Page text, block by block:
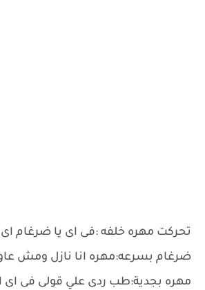
تحركت مهره خلفه :فى اى يا ضرغام
ضرغام بسرعه:مهره انا نازل ومش
مهره بجدية:طب ردى علي قولى فى اى